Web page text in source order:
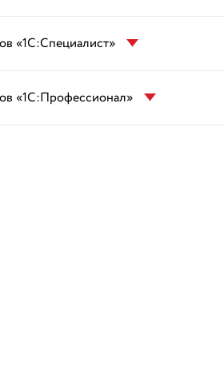
«1С:Специалист»
«1С:Профессионал»